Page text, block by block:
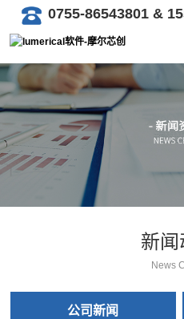
0755-86543801 &
新闻
News
公司新闻